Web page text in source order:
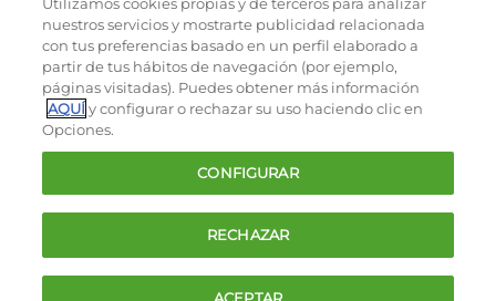
Cookies
Política de privacidad
Términos y condiciones de la oferta
Contacto
FAQ
nuestros servicios y mostrarte publicidad relacionada
con tus preferencias basado en un perfil elaborado a
partir de tus hábitos de navegación (por ejemplo,
páginas visitadas). Puedes obtener más información
AQUÍy configurar o rechazar su uso haciendo clic en
Opciones.
CONFIGURAR
RECHAZAR